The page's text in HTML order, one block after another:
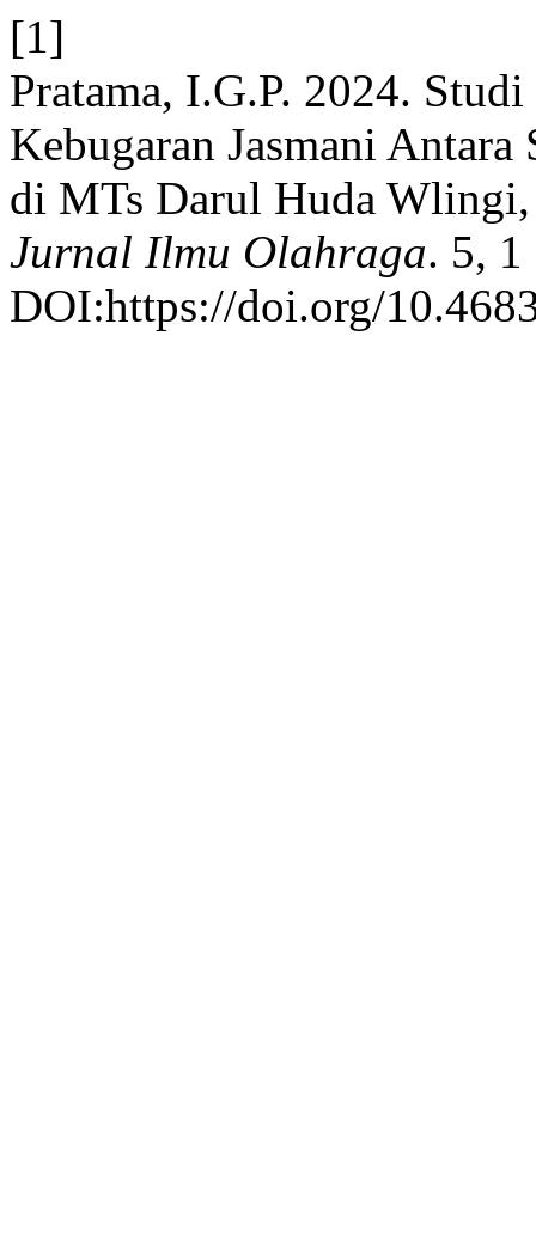
[1]
Pratama, I.G.P. 2024.
Kebugaran Jasmani
di MTs Darul Huda
Jurnal Ilmu Olahraga. 5,
DOI:https://doi.org/